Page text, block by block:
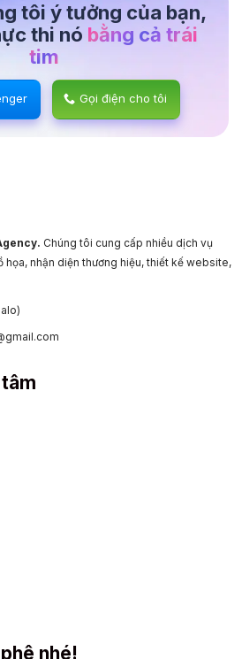
tôi ý tưởng của bạn,
thi nó bằng cả trái
tim
Gọi điện cho tôi
Chúng tôi cung cấp nhiều dịch vụ
họa, nhận diện thương hiệu, thiết kế website,
nhé!